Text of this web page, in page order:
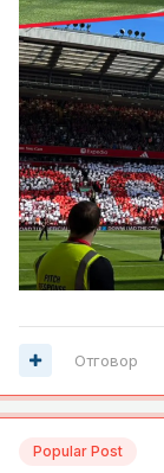
Отговор
Popular Post